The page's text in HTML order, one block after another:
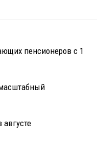
пенсионеров с 1